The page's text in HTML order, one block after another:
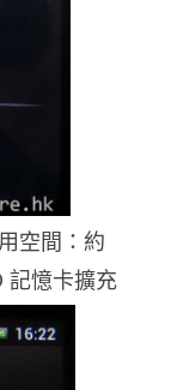
空間：約
記憶卡擴充